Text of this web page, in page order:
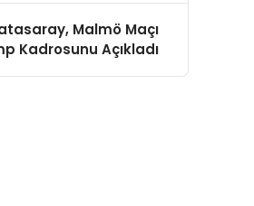
Malmö Maçı
Kadrosunu Açıkladı